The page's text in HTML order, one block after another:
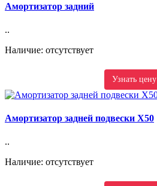
Амортизатор задний
..
Наличие: отсутствует
Узнать цену
Амортизатор задней подвески X50
..
Наличие: отсутствует